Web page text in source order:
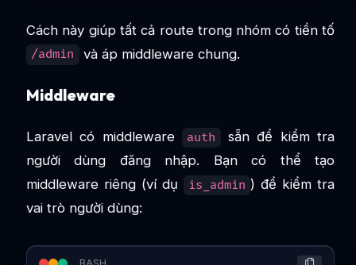
Cách này giúp tất cả route trong nhóm có tiền tố
/admin và áp middleware chung.
Middleware
Laravel có middleware auth
sẵn để kiểm tra
người dùng đăng nhập. Bạn có thể tạo
middleware riêng (ví dụ
is_admin ) để kiểm tra
vai trò người dùng: